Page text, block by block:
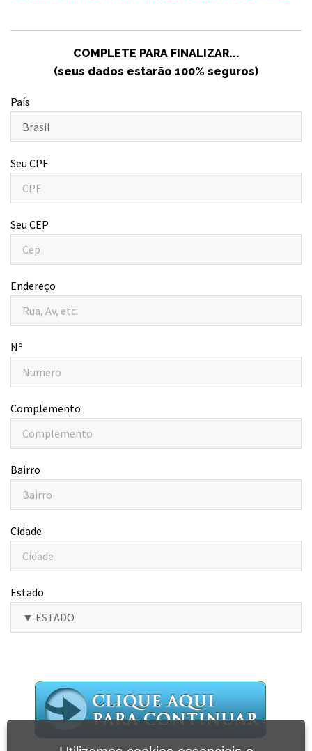
COMPLETE PARA FINALIZAR...
(seus dados estarão 100% seguros)
País
Seu CPF
Seu CEP
Endereço
Nº
Complemento
Bairro
Cidade
Estado